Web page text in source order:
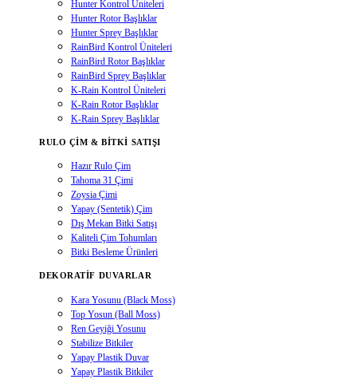
Hunter Kontrol Üniteleri
Hunter Rotor Başlıklar
Hunter Sprey Başlıklar
RainBird Kontrol Üniteleri
RainBird Rotor Başlıklar
RainBird Sprey Başlıklar
K-Rain Kontrol Üniteleri
K-Rain Rotor Başlıklar
K-Rain Sprey Başlıklar
RULO ÇIM & BITKI SATIŞI
Hazır Rulo Çim
Tahoma 31 Çimi
Zoysia Çimi
Yapay (Sentetik) Çim
Dış Mekan Bitki Satışı
Kaliteli Çim Tohumları
Bitki Besleme Ürünleri
DEKORATIF DUVARLAR
Kara Yosunu (Black Moss)
Top Yosun (Ball Moss)
Ren Geyiği Yosunu
Stabilize Bitkiler
Yapay Plastik Duvar
Yapay Plastik Bitkiler